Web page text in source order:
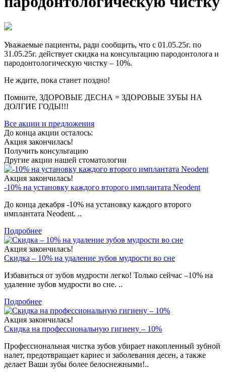
Уважаемые пациенты, ради сообщить, что с 01.05.25г. по
31.05.25г. действует скидка на консультацию пародонтолога и
пародонтологическую чистку – 10%.
Не ждите, пока станет поздно!
Помните, ЗДОРОВЫЕ ДЕСНА = ЗДОРОВЫЕ ЗУБЫ НА
ДОЛГИЕ ГОДЫ!!!
Все акции и предложения
До конца акции осталось:
Акция закончилась!
Получить консультацию
Другие акции нашей стоматологии
Акция закончилась!
-10% на установку каждого второго имплантата Neodent
До конца декабря -10% на установку каждого второго
имплантата Neodent. ..
Подробнее
Акция закончилась!
Скидка – 10% на удаление зубов мудрости во сне
Избавиться от зубов мудрости легко! Только сейчас –10% на
удаление зубов мудрости во сне. ..
Подробнее
Акция закончилась!
Cкидка на профессиональную гигиену – 10%
Профессиональная чистка зубов убирает накопленный зубной
налет, предотвращает кариес и заболевания десен, а также
делает Ваши зубы более белоснежными!..